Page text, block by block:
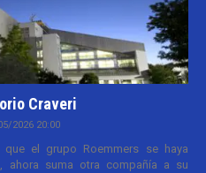
Craveri
2026 20:00
el grupo Roemmers se haya
ahora suma otra compañía a su